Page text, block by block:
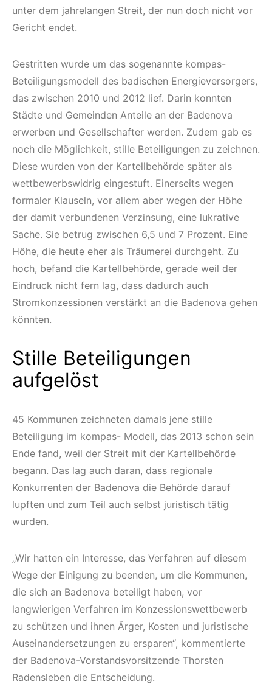
unter dem jahrelangen Streit, der nun doch nicht vor
Gericht endet.
Gestritten wurde um das sogenannte kompas-
Beteiligungsmodell des badischen Energieversorgers,
das zwischen 2010 und 2012 lief. Darin konnten
Städte und Gemeinden Anteile an der Badenova
erwerben und Gesellschafter werden. Zudem gab es
noch die Möglichkeit, stille Beteiligungen zu zeichnen.
Diese wurden von der Kartellbehörde später als
wettbewerbswidrig eingestuft. Einerseits wegen
formaler Klauseln, vor allem aber wegen der Höhe
der damit verbundenen Verzinsung, eine lukrative
Sache. Sie betrug zwischen 6,5 und 7 Prozent. Eine
Höhe, die heute eher als Träumerei durchgeht. Zu
hoch, befand die Kartellbehörde, gerade weil der
Eindruck nicht fern lag, dass dadurch auch
Stromkonzessionen verstärkt an die Badenova gehen
könnten.
Stille Beteiligungen
aufgelöst
45 Kommunen zeichneten damals jene stille
Beteiligung im kompas- Modell, das 2013 schon sein
Ende fand, weil der Streit mit der Kartellbehörde
begann. Das lag auch daran, dass regionale
Konkurrenten der Badenova die Behörde darauf
lupften und zum Teil auch selbst juristisch tätig
wurden.
„Wir hatten ein Interesse, das Verfahren auf diesem
Wege der Einigung zu beenden, um die Kommunen,
die sich an Badenova beteiligt haben, vor
langwierigen Verfahren im Konzessionswettbewerb
zu schützen und ihnen Ärger, Kosten und juristische
Auseinandersetzungen zu ersparen“, kommentierte
der Badenova-Vorstandsvorsitzende Thorsten
Radensleben die Entscheidung.